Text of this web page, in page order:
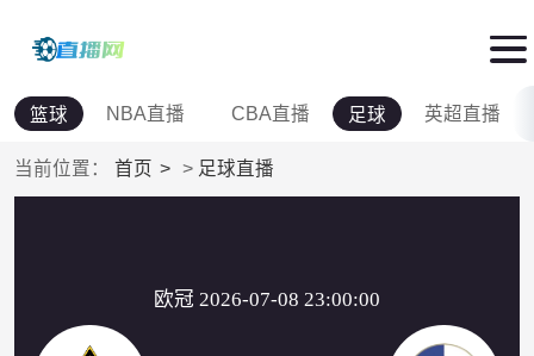
篮球 NBA直播 CBA直播 足球 英超直播
当前位置： 首页 > 足球直播
欧冠 2026-07-08 23:00:00